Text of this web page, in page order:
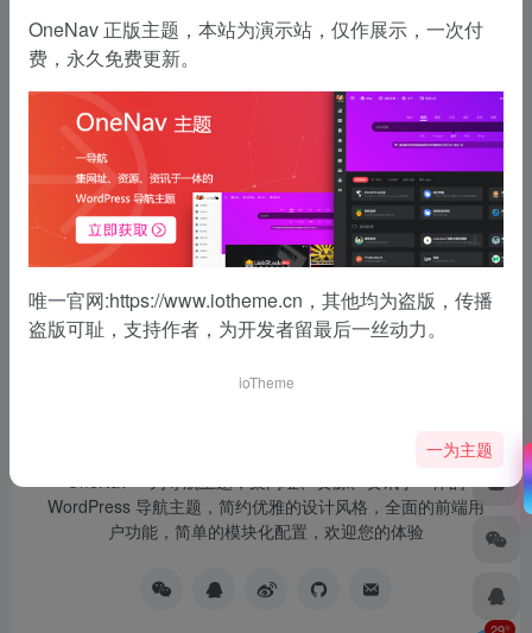
珍藏美好生活 家庭云
OneNav 一为导航主题，集网址、资源、资讯于一体的
WordPress 导航主题，简约优雅的设计风格，全面的前端用
户功能，简单的模块化配置，欢迎您的体验
OneNav 正版主题，本站为演示站，仅作展示，一次付
费，永久免费更新。
唯一官网:https://www.iotheme.cn ，其他均为盗版，传播
盗版可耻，支持作者，为开发者留最后一丝动力。
ioTheme
一为主题